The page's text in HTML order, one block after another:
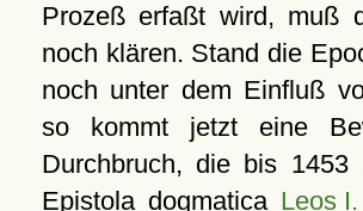
Prozeß erfaßt wird, muß
noch klären. Stand die
noch unter dem Einfluß
so kommt jetzt eine
Durchbruch, die bis 1453
Epistola dogmatica Leos I.